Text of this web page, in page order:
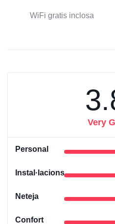
WiFi gratis inclosa
Very
Personal
Instal·lacions
Neteja
Confort